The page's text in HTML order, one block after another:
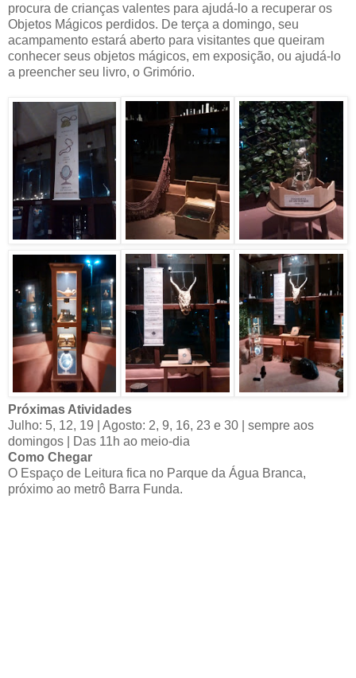
procura de crianças valentes para ajudá-lo a recuperar os
Objetos Mágicos perdidos. De terça a domingo, seu
acampamento estará aberto para visitantes que queiram
conhecer seus objetos mágicos, em exposição, ou ajudá-lo
a preencher seu livro, o Grimório.
Próximas Atividades
Julho: 5, 12, 19 | Agosto: 2, 9, 16, 23 e 30 | sempre aos
domingos | Das 11h ao meio-dia
Como Chegar
O Espaço de Leitura fica no Parque da Água Branca,
próximo ao metrô Barra Funda.